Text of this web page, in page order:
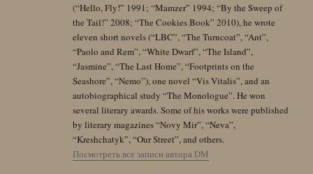
(“Hello, Fly!” 1991; “Mamzer” 1994; “By the Sweep of
the Tail!” 2008; “The Cookies Book” 2010), he wrote
eleven short novels (“LBC”, “The Turncoat”, “Ant”,
“Paolo and Rem”, “White Dwarf”, “The Island”,
“Jasmine”, “The Last Home”, “Footprints on the
Seashore”, “Nemo”), one novel “Vis Vitalis”, and an
autobiographical study “The Monologue”. He won
several literary awards. Some of his works were published
by literary magazines “Novy Mir”, “Neva”,
“Kreshchatyk”, “Our Street”, and others.
Посмотреть все записи автора DM